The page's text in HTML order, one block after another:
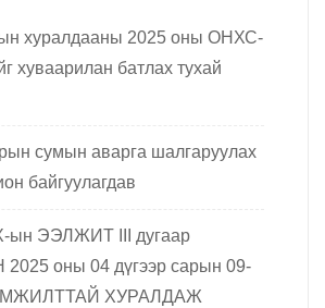
хуралдааны 2025 оны ОНХС-
хуваарилан батлах тухай
сумын аварга шалгаруулах
байгуулагдав
ЭЭЛЖИТ III дугаар
оны 04 дүгээр сарын 09-
ХУРАЛДАЖ